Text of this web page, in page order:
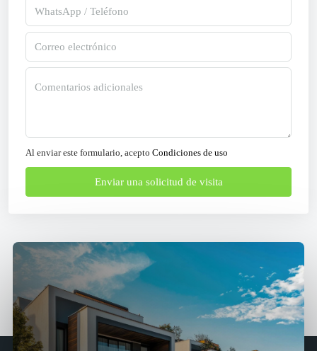
Al enviar este formulario, acepto Condiciones de uso
Enviar una solicitud de visita